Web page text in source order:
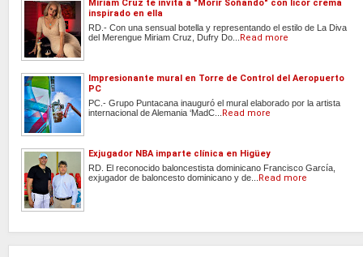
Miriam Cruz te invita a "Morir Soñando" con licor crema
inspirado en ella
RD.- Con una sensual botella y representando el estilo de La Diva
del Merengue Miriam Cruz, Dufry Do...
Read more
Impresionante mural en Torre de Control del Aeropuerto
PC
PC.- Grupo Puntacana inauguró el mural elaborado por la artista
internacional de Alemania ‘MadC...
Read more
Exjugador NBA imparte clínica en Higüey
RD. El reconocido baloncestista dominicano Francisco García,
exjugador de baloncesto dominicano y de...
Read more